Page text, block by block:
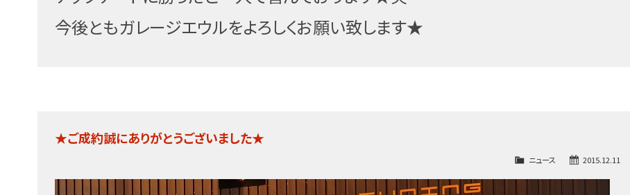
今後ともガレージエウルをよろしくお願い致します★
★ご成約誠にありがとうございました★
2015.12.11
ニュース